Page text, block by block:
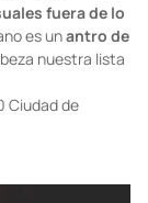
fuera de lo
es unantro de
nuestra lista
Ciudad de